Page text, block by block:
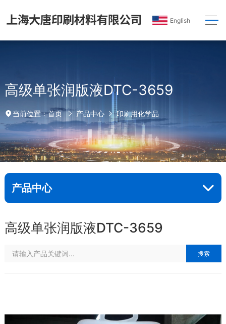
English
高级单张润版液DTC-3659
当前位置：首页 产品中心 印刷用化学品
产品中心
高级单张润版液DTC-3659
搜索